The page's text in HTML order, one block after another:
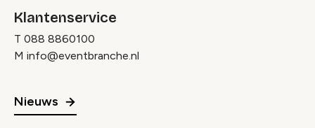
Klantenservice
T 088 8860100
M info@eventbranche.nl
Nieuws